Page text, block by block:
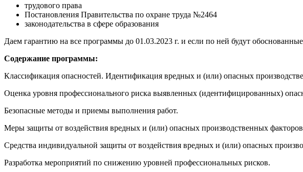
трудового права
Постановления Правительства по охране труда №2464
законодательства в сфере образования
Даем гарантию на все программы до 01.03.2023 г. и если по ней будут
Содержание программы:
Классификация опасностей. Идентификация вредных и (или) опасных
Оценка уровня профессионального риска выявленных (идентифицированных)
Безопасные методы и приемы выполнения работ.
Меры защиты от воздействия вредных и (или) опасных производственных
Средства индивидуальной защиты от воздействия вредных и (или) опасных
Разработка мероприятий по снижению уровней профессиональных рисков.